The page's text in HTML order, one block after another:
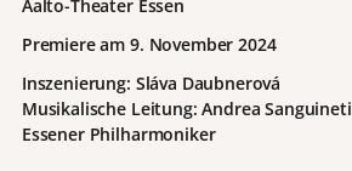
Aalto-Theater Essen
Premiere am 9. November 2024
Inszenierung: Sláva Daubnerová
Musikalische Leitung: Andrea Sanguineti
Essener Philharmoniker